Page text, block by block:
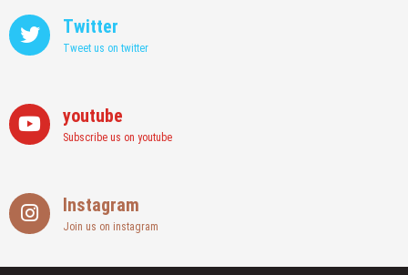
Twitter
Tweet us on twitter
youtube
Subscribe us on youtube
Instagram
Join us on instagram